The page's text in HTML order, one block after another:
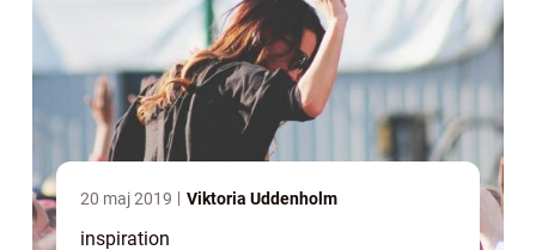
20 maj 2019 Viktoria Uddenholm
inspiration